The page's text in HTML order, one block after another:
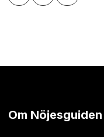
Om Nöjesguiden